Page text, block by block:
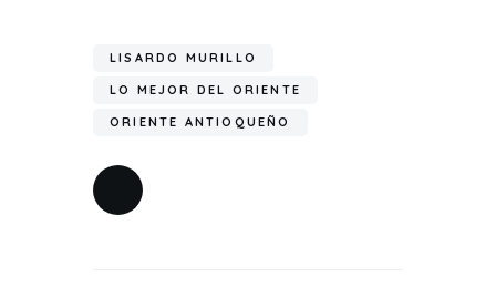
LISARDO MURILLO
LO MEJOR DEL ORIENTE
ORIENTE ANTIOQUEÑO